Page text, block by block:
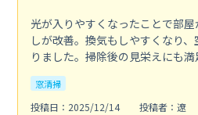
光が入りやすくなったことで部
しが改善。換気もしやすくなり
りました。掃除後の見栄えにも満
窓清掃
投稿日：2025/12/14
投稿者：遼